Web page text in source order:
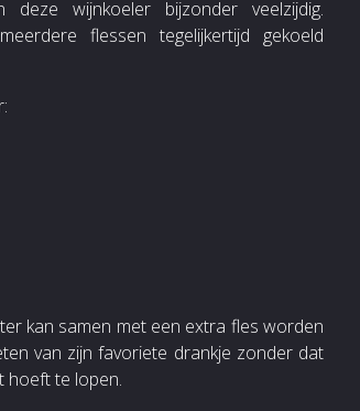
deze wijnkoeler bijzonder veelzijdig.
flessen tegelijkertijd gekoeld
kan samen met een extra fles worden
van zijn favoriete drankje zonder dat
hoeft te lopen.